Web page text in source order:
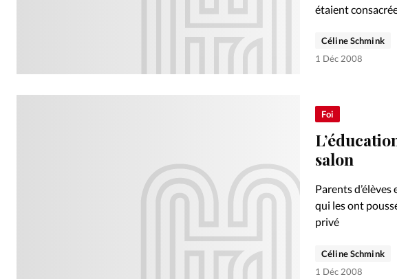
étaient
Céline Schmink
1 Déc 2008
Foi
salon
Parents
qui les ont
privé
Céline Schmink
1 Déc 2008